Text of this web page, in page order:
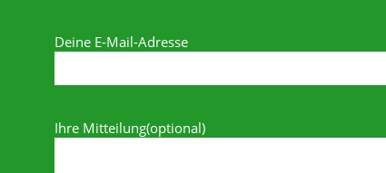
Deine E-Mail-Adresse
Ihre Mitteilung(optional)